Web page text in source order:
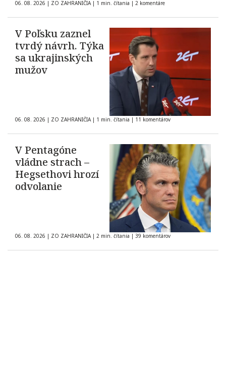
06. 08. 2026 | ZO ZAHRANIČIA | 1 min. čítania | 2 komentáre
V Poľsku zaznel
tvrdý návrh. Týka
sa ukrajinských
mužov
06. 08. 2026 | ZO ZAHRANIČIA | 1 min. čítania | 11 komentárov
V Pentagóne
vládne strach –
Hegsethovi hrozí
odvolanie
06. 08. 2026 | ZO ZAHRANIČIA | 2 min. čítania | 39 komentárov